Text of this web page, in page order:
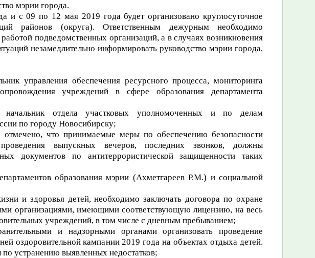
мэрии города.
с 09 по 12 мая 2019 года будет организовано круглосуточное
районов (округа). Ответственным дежурным необходимо
подведомственных организаций, а в случаях возникновения
незамедлительно информировать руководство мэрии города,
управления обеспечения ресурсного процесса, мониторинга
учреждений в сфере образования департамента
начальник отдела участковых уполномоченных и по делам
по городу Новосибирску;
что принимаемые меры по обеспечению безопасности
выпускных вечеров, последних звонков, должны
документов по антитеррористической защищенности таких
образования мэрии (Ахметгареев Р.М.) и социальной
и здоровья детей, необходимо заключать договора по охране
организациями, имеющими соответствующую лицензию, на весь
учреждений, в том числе с дневным пребыванием;
и надзорными органами организовать проведение
оздоровительной кампании 2019 года на объектах отдыха детей.
устранению выявленных недостатков;